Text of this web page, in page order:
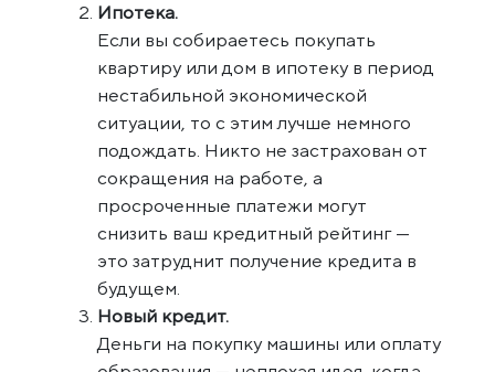
Ипотека.
Если вы собираетесь покупать
квартиру или дом в ипотеку в период
нестабильной экономической
ситуации, то с этим лучше немного
подождать. Никто не застрахован от
сокращения на работе, а
просроченные платежи могут
снизить ваш кредитный рейтинг —
это затруднит получение кредита в
будущем.
Новый кредит.
Деньги на покупку машины или оплату